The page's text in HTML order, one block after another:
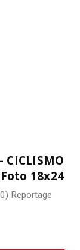
CICLISMO
18x24
Reportage